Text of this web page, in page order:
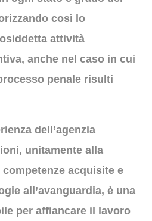
così lo
attività
anche nel caso in cui
penale risulti
dell’agenzia
unitamente alla
acquisite e
all’avanguardia, è una
per affiancare il lavoro